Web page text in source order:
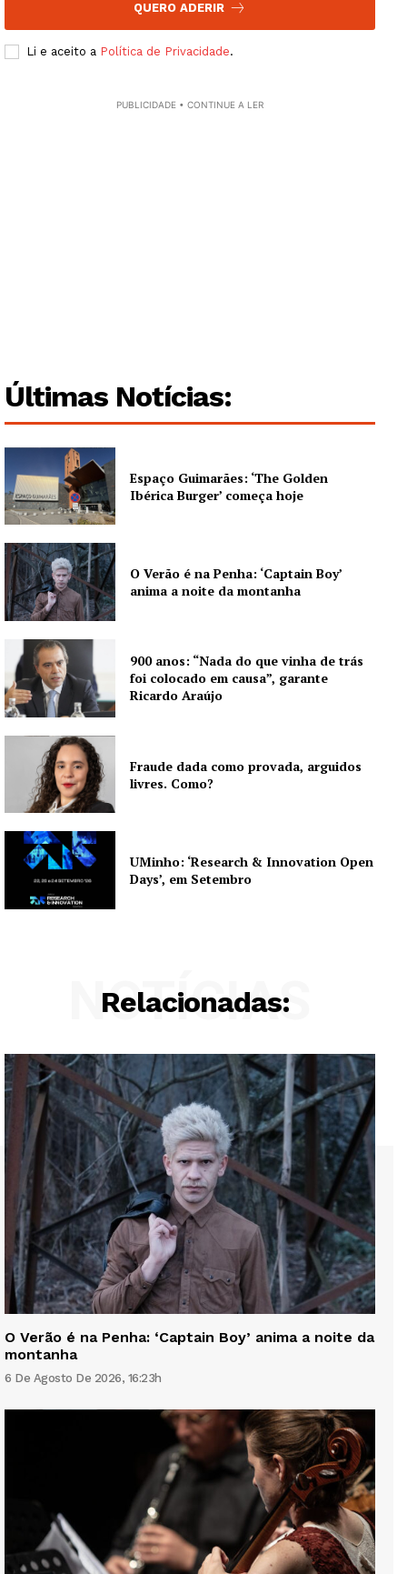
Europa
Publicidade
Quero ser Assinante
QUERO ADERIR
Li e aceito a Política de Privacidade.
PUBLICIDADE • CONTINUE A LER
Últimas Notícias:
Espaço Guimarães: ‘The Golden
Ibérica Burger’ começa hoje
O Verão é na Penha: ‘Captain Boy’
anima a noite da montanha
900 anos: “Nada do que vinha de trás
foi colocado em causa”, garante
Ricardo Araújo
Fraude dada como provada, arguidos
livres. Como?
UMinho: ‘Research & Innovation Open
Days’, em Setembro
Relacionadas:
NOTÍCIAS
O Verão é na Penha: ‘Captain Boy’ anima a noite da
montanha
6 De Agosto De 2026, 16:23h